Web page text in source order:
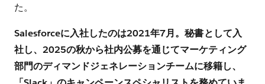
た。
Salesforceに入社したのは2021年7月。秘書として入
社し、2025の秋から社内公募を通じてマーケティング
部門のディマンドジェネレーションチームに移籍し、